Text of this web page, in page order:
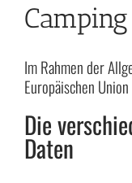
Im Rahmen der
Europäischen
Die
Daten